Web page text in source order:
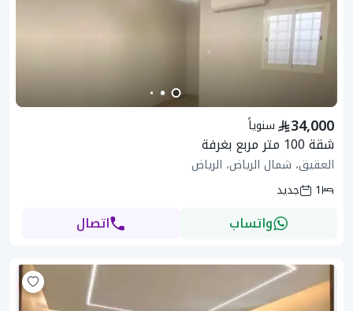
سنوياً 34,000
شقة 100 متر مربع بغرفة
العقيق، شمال الرياض، الرياض
1
جديد
واتساب اتصال